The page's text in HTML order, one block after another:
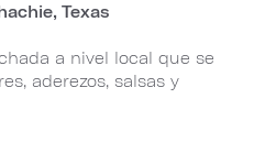
Texas
a nivel local que se
aderezos, salsas y